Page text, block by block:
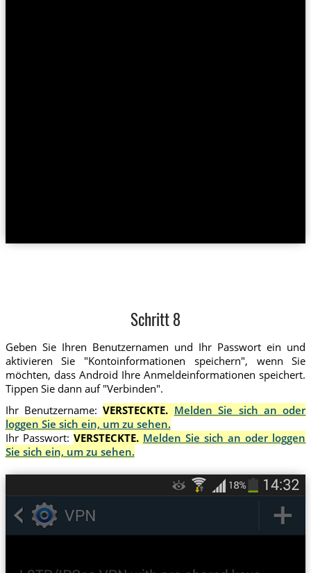
Schritt 8
Geben Sie Ihren Benutzernamen und Ihr Passwort ein und
aktivieren Sie "Kontoinformationen speichern", wenn Sie
möchten, dass Android Ihre Anmeldeinformationen speichert.
Tippen Sie dann auf "Verbinden".
Ihr Benutzername:VERSTECKTE. Melden Sie sich an oder
loggen Sie sich ein, um zu sehen.
Ihr Passwort: VERSTECKTE. Melden Sie sich an oder loggen
Sie sich ein, um zu sehen.